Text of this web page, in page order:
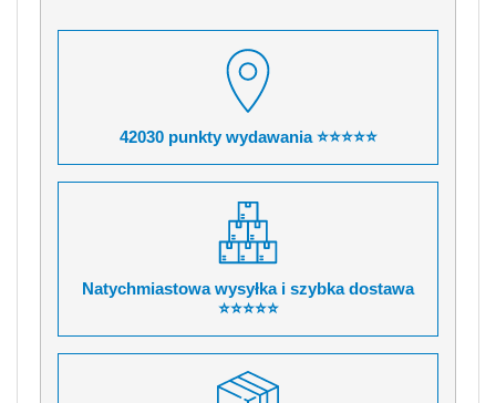
42030 punkty wydawania ⭐⭐⭐⭐⭐
Natychmiastowa wysyłka i szybka dostawa
⭐⭐⭐⭐⭐